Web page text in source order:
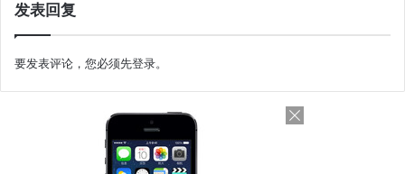
发表回复
要发表评论，您必须先登录。